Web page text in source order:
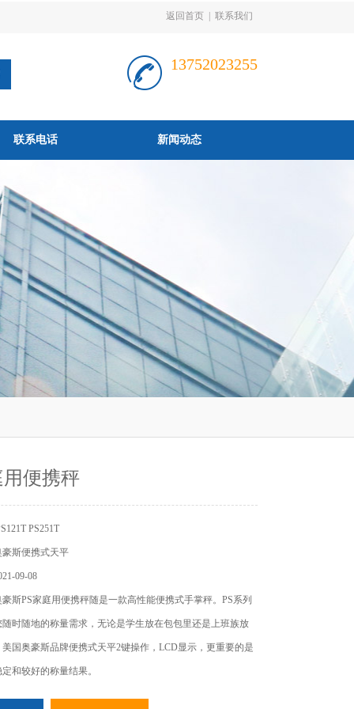
返回首页 联系我们
13752023255
联系电话 新闻动态
用便携秤
PS251T
斯便携式天平
09-08
斯PS家庭用便携秤随是一款高性能便携式手掌秤。PS系列
时随地的称量需求，无论是学生放在包包里还是上班族放
国奥豪斯品牌便携式天平2键操作，LCD显示，更重要的是
和较好的称量结果。